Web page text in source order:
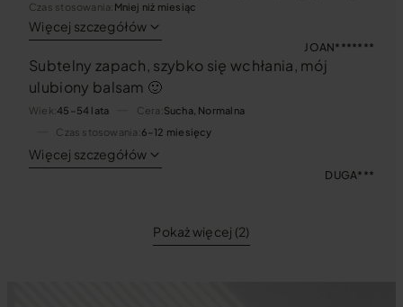
blasku. Zachwyca również zapachem. To
zdecydowanie mój balsam nr 1. Super produkt.
Czas stosowania Mniej niż miesiąc
Więcej szczegółów
JOAN*******
Subtelny zapach, szybko się wchłania, mój
ulubiony balsam 🙂
Wiek 45–54 lata Cera Sucha, Normalna
Czas stosowania 6–12 miesięcy
Więcej szczegółów
DUGA***
Pokaż więcej (2)